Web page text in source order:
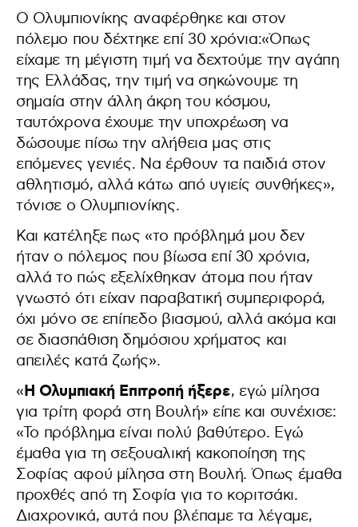
Ο Ολυμπιονίκης αναφέρθηκε και στον
πόλεμο που δέχτηκε επί 30 χρόνια:«Όπως
είχαμε τη μέγιστη τιμή να δεχτούμε την αγάπη
της Ελλάδας, την τιμή να σηκώνουμε τη
σημαία στην άλλη άκρη του κόσμου,
ταυτόχρονα έχουμε την υποχρέωση να
δώσουμε πίσω την αλήθεια μας στις
επόμενες γενιές. Να έρθουν τα παιδιά στον
αθλητισμό, αλλά κάτω από υγιείς συνθήκες»,
τόνισε ο Ολυμπιονίκης.
Και κατέληξε πως «το πρόβλημά μου δεν
ήταν ο πόλεμος που βίωσα επί 30 χρόνια,
αλλά το πώς εξελίχθηκαν άτομα που ήταν
γνωστό ότι είχαν παραβατική συμπεριφορά,
όχι μόνο σε επίπεδο βιασμού, αλλά ακόμα και
σε διασπάθιση δημόσιου χρήματος και
απειλές κατά ζωής».
«Η Ολυμπιακή Επιτροπή ήξερε, εγώ μίλησα
για τρίτη φορά στη Βουλή» είπε και συνέχισε:
«Το πρόβλημα είναι πολύ βαθύτερο. Εγώ
έμαθα για τη σεξουαλική κακοποίηση της
Σοφίας αφού μίλησα στη Βουλή. Όπως έμαθα
προχθές από τη Σοφία για το κοριτσάκι.
Διαχρονικά, αυτά που βλέπαμε τα λέγαμε,